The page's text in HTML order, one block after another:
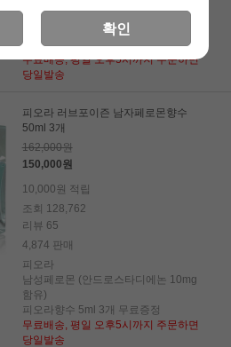
남성페로몬 (안드로스타디에논 10mg
피오라향수 5ml 3개 무료증정
무료배송, 평일 오후5시까지 주문하면
당일발송
피오라 러브포이즌 남자페로몬향수
50ml 3개
162,000원
150,000원
10,000원 적립
조회 128,762
리뷰 65
4,874 판매
피오라
남성페로몬 (안드로스타디에논 10mg
함유)
피오라향수 5ml 3개 무료증정
무료배송, 평일 오후5시까지 주문하면
당일발송
확인